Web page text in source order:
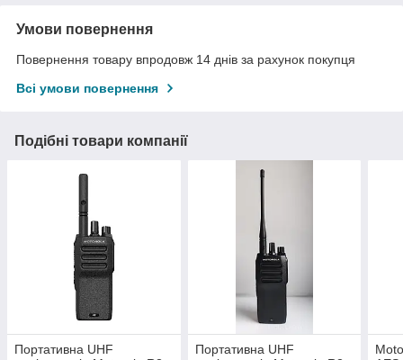
Умови повернення
Повернення товару впродовж 14 днів за рахунок покупця
Всі умови повернення
Подібні товари компанії
Портативна UHF
Портативна UHF